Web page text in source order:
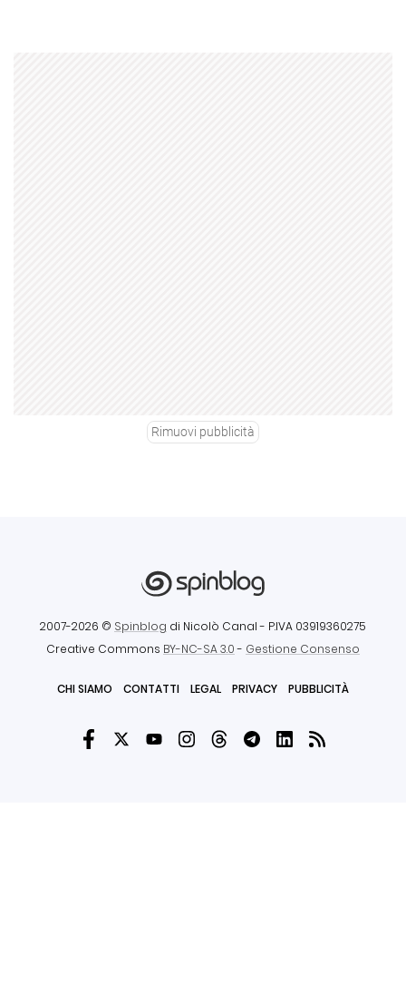
Rimuovi pubblicità
2007-2026 © Spinblog di Nicolò Canal - P.IVA 03919360275
Creative Commons BY-NC-SA 3.0- Gestione Consenso
CHI SIAMO CONTATTI LEGAL PRIVACY PUBBLICITÀ